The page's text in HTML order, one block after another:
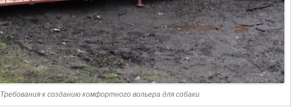
Требования к созданию комфортного вольера для собаки